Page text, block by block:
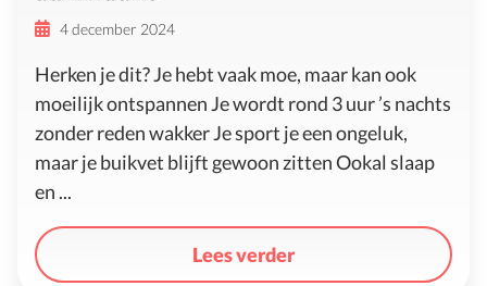
4 december 2024
Herken je dit? Je hebt vaak moe, maar kan ook
moeilijk ontspannen Je wordt rond 3 uur ’s nachts
zonder reden wakker Je sport je een ongeluk,
maar je buikvet blijft gewoon zitten Ookal slaap
en ...
Lees verder